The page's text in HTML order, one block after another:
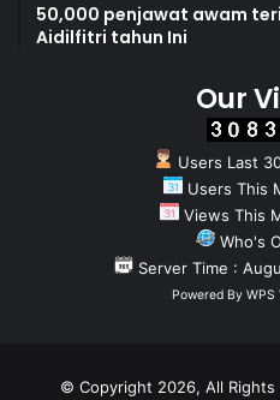
50,000 penjawat awam
Aidilfitri tahun Ini
Our
Users Last
Users This
Views This
Who's
Server Time :
Powered By WPS
© Copyright 2026, All